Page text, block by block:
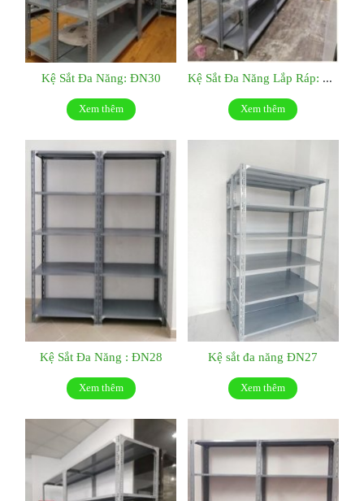
Kệ Sắt Đa Năng: ĐN30
Xem thêm
Kệ Sắt Đa Năng Lắp Ráp: ĐN29
Xem thêm
Kệ Sắt Đa Năng : ĐN28
Xem thêm
Kệ sắt đa năng ĐN27
Xem thêm